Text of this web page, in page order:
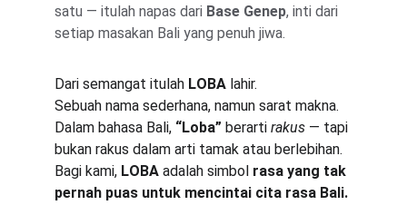
satu — itulah napas dari Base Genep, inti dari
setiap masakan Bali yang penuh jiwa.
Dari semangat itulah LOBA lahir.
Sebuah nama sederhana, namun sarat makna.
Dalam bahasa Bali, “Loba” berarti rakus — tapi
bukan rakus dalam arti tamak atau berlebihan.
Bagi kami, LOBA adalah simbol rasa yang tak
pernah puas untuk mencintai cita rasa Bali.